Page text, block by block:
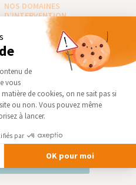
NOS DOMAINES
D’INTERVENTION
RÉNOVATION INTÉRIEURE
TRAVAUX EXTÉRIEURS
NOS PARTENAIRES
La Maison des Architectes
Intégrer notre réseau
du
de
vous
de cookies, on ne sait pas si
ou non. Vous pouvez même
à lancer.
par
OK pour moi